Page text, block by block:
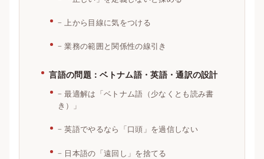
上から目線に気をつける
業務の範囲と関係性の線引き
言語の問題：ベトナム語・英語・通訳の設計
最適解は「ベトナム語（少なくとも読み書
き）」
英語でやるなら「口頭」を過信しない
日本語の「遠回し」を捨てる